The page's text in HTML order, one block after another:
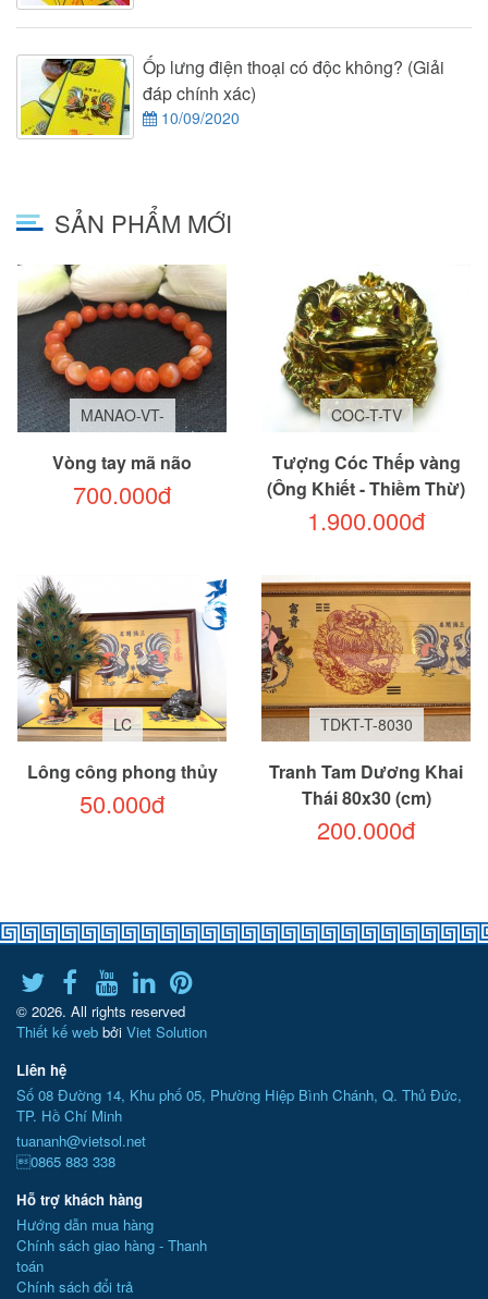
Ốp lưng điện thoại có độc không? (Giải
đáp chính xác)
10/09/2020
SẢN PHẨM MỚI
MANAO-VT-
Vòng tay mã não
700.000đ
COC-T-TV
Tượng Cóc Thếp vàng
(Ông Khiết - Thiềm Thừ)
1.900.000đ
LC
Lông công phong thủy
50.000đ
TDKT-T-8030
Tranh Tam Dương Khai
Thái 80x30 (cm)
200.000đ
© 2026. All rights reserved
Thiết kế web bởi Viet Solution
Liên hệ
Số 08 Đường 14, Khu phố 05, Phường Hiệp Bình Chánh, Q. Thủ Đức,
TP. Hồ Chí Minh
tuananh@vietsol.net
0865 883 338
Hỗ trợ khách hàng
Hướng dẫn mua hàng
Chính sách giao hàng - Thanh
toán
Chính sách đổi trả